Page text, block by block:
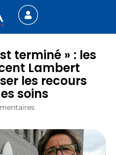
terminé » : les
Lambert
les recours
soins